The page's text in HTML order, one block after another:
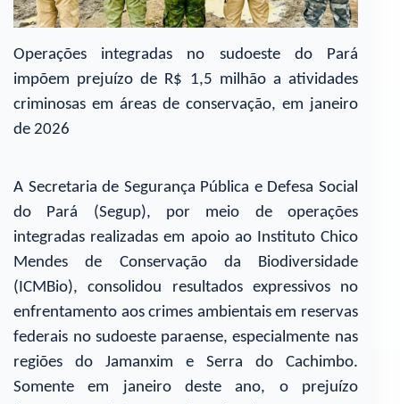
Operações integradas no sudoeste do Pará
impõem prejuízo de R$ 1,5 milhão a atividades
criminosas em áreas de conservação, em janeiro
de 2026
A Secretaria de Segurança Pública e Defesa Social
do Pará (Segup), por meio de operações
integradas realizadas em apoio ao Instituto Chico
Mendes de Conservação da Biodiversidade
(ICMBio), consolidou resultados expressivos no
enfrentamento aos crimes ambientais em reservas
federais no sudoeste paraense, especialmente nas
regiões do Jamanxim e Serra do Cachimbo.
Somente em janeiro deste ano, o prejuízo